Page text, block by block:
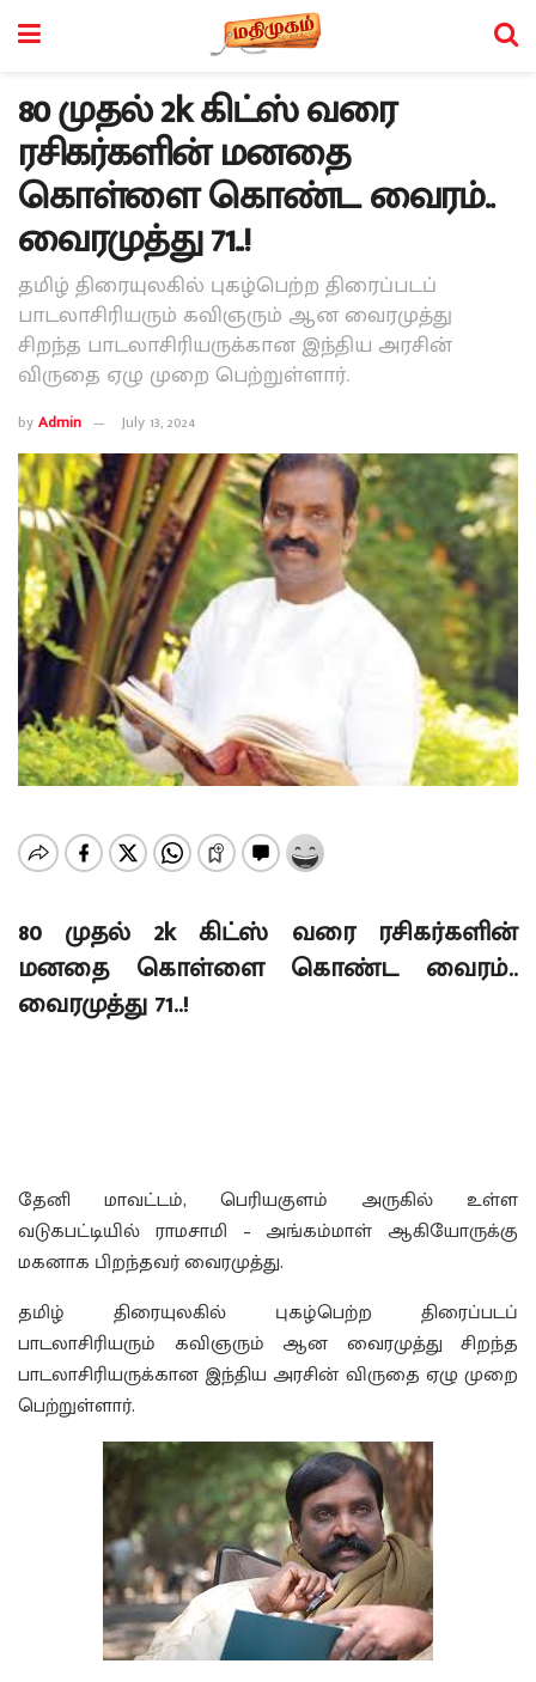
80 முதல் 2k கிட்ஸ் வரை
ரசிகர்களின் மனதை
கொள்ளை கொண்ட வைரம்..
வைரமுத்து 71..!
தமிழ் திரையுலகில் புகழ்பெற்ற திரைப்படப்
பாடலாசிரியரும் கவிஞரும் ஆன வைரமுத்து
சிறந்த பாடலாசிரியருக்கான இந்திய அரசின்
விருதை ஏழு முறை பெற்றுள்ளார்.
byAdmin July 13, 2024
80 முதல் 2k கிட்ஸ் வரை ரசிகர்களின்
மனதை கொள்ளை கொண்ட வைரம்..
வைரமுத்து 71..!
தேனி மாவட்டம், பெரியகுளம் அருகில் உள்ள
வடுகபட்டியில் ராமசாமி – அங்கம்மாள் ஆகியோருக்கு
மகனாக பிறந்தவர் வைரமுத்து.
தமிழ் திரையுலகில் புகழ்பெற்ற திரைப்படப்
பாடலாசிரியரும் கவிஞரும் ஆன வைரமுத்து சிறந்த
பாடலாசிரியருக்கான இந்திய அரசின் விருதை ஏழு முறை
பெற்றுள்ளார்.